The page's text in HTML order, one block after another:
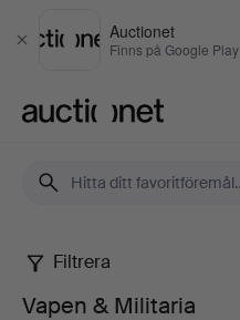
Stäng
Auctionet
Finns på Google Play
Vapen
Filtrera
Vapen & Militaria